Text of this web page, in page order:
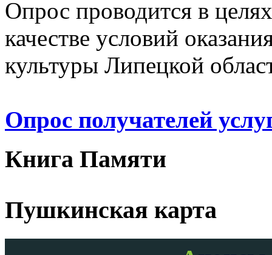
Опрос проводится в
качестве условий
культуры Липецкой
Опрос получателей
Книга Памяти
Пушкинская карта